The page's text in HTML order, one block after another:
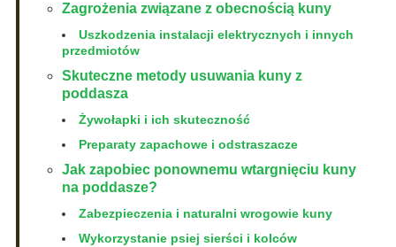
Zagrożenia związane z obecnością kuny
Uszkodzenia instalacji elektrycznych i innych
przedmiotów
Skuteczne metody usuwania kuny z
poddasza
Żywołapki i ich skuteczność
Preparaty zapachowe i odstraszacze
Jak zapobiec ponownemu wtargnięciu kuny
na poddasze?
Zabezpieczenia i naturalni wrogowie kuny
Wykorzystanie psiej sierści i kolców